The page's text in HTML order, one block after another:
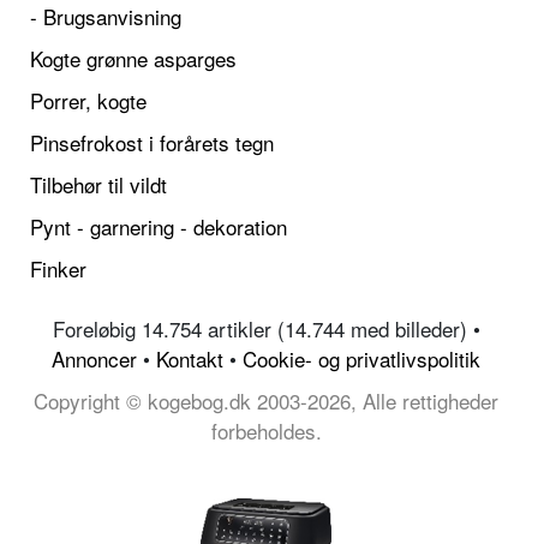
- Brugsanvisning
Kogte grønne asparges
Porrer, kogte
Pinsefrokost i forårets tegn
Tilbehør til vildt
Pynt - garnering - dekoration
Finker
Foreløbig 14.754 artikler (14.744 med billeder) •
Annoncer • Kontakt • Cookie- og privatlivspolitik
Copyright © kogebog.dk 2003-2026, Alle rettigheder
forbeholdes.